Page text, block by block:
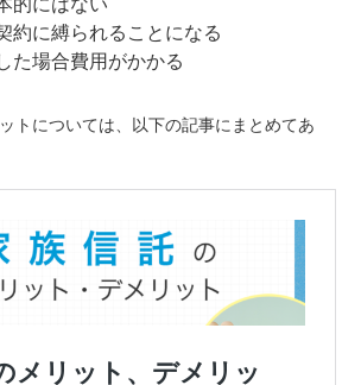
約に縛られることになる
た場合費用がかかる
トについては、以下の記事にまとめてあ